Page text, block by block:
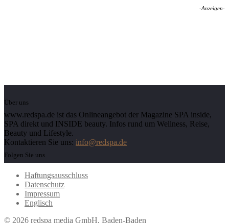
-Anzeigen-
Über uns
www.redspa.de ist das Onlineangebot der Magazine SPA inside,
SPA direkt und INSIDE beauty. Infos rund um Wellness, Reise,
Beauty und Lifestyle.
Kontaktieren Sie uns: info@redspa.de
Folgen Sie uns
Haftungsausschluss
Datenschutz
Impressum
Englisch
© 2026 redspa media GmbH, Baden-Baden